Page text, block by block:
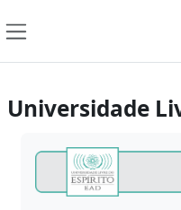
Universidade